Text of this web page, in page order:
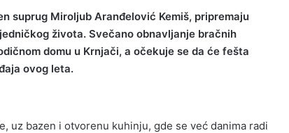
suprug Miroljub Aranđelović Kemiš, pripremaju
života. Svečano obnavljanje bračnih
domu u Krnjači, a očekuje se da će fešta
ovog leta.
uz bazen i otvorenu kuhinju, gde se već danima radi